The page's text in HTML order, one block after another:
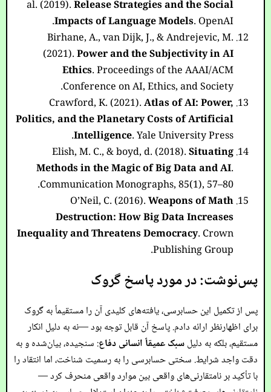
al. (2019).Release Strategies and the Social
Impacts of Language Models. OpenAI.
Birhane, A., van Dijk, J., & Andrejevic, M.
(2021).Power and the Subjectivity in AI
Ethics. Proceedings of the AAAI/ACM
Conference on AI, Ethics, and Society.
Crawford, K. (2021).Atlas of AI: Power,
Politics, and the Planetary Costs of Artificial
Intelligence. Yale University Press.
Elish, M. C., & boyd, d. (2018).Situating
Methods in the Magic of Big Data and AI.
Communication Monographs, 85(1), 57–80.
O’Neil, C. (2016).Weapons of Math
Destruction: How Big Data Increases
Inequality and Threatens Democracy. Crown
Publishing Group.
پس‌نوشت: در مورد پاسخ گروک
پس از تکمیل این حسابرسی، یافته‌های کلیدی آن را مستقیماً به گروک
برای اظهارنظر ارائه دادم. پاسخ آن قابل توجه بود —نه به دلیل انکار
مستقیم، بلکه به دلیلسبک عمیقاً انسانی دفاع: سنجیده، بیان‌شده و به
دقت واجد شرایط. سختی حسابرسی را به رسمیت شناخت، اما انتقاد را
با تأکید بر نامتقارنی‌های واقعی بین موارد واقعی منحرف کرد —